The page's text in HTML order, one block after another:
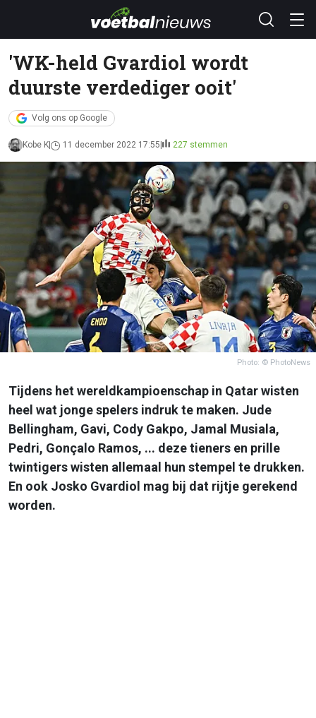
'WK-held Gvardiol wordt
duurste verdediger ooit'
Volg ons op Google
Kobe K 11 december 2022 17:55 227 stemmen
Photo: © PhotoNews
Tijdens het wereldkampioenschap in Qatar wisten
heel wat jonge spelers indruk te maken. Jude
Bellingham, Gavi, Cody Gakpo, Jamal Musiala,
Pedri, Gonçalo Ramos, ... deze tieners en prille
twintigers wisten allemaal hun stempel te drukken.
En ook Josko Gvardiol mag bij dat rijtje gerekend
worden.